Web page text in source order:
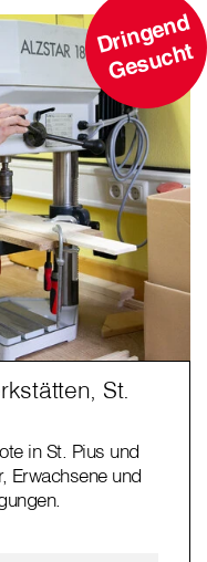
D
ri
n
g
e
n
d
G
e
s
u
c
ht
St.
in St. Pius und
Erwachsene und